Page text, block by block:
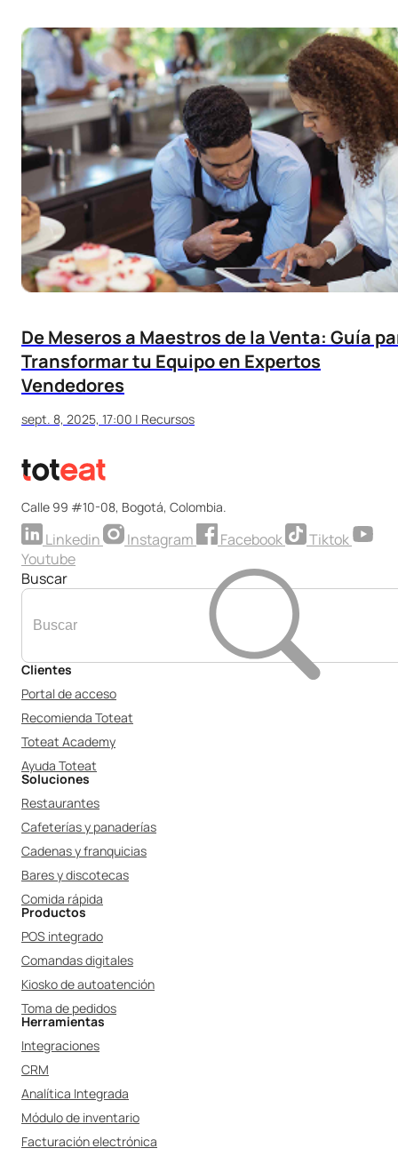
De Meseros a Maestros de la Venta: Guía
Transformar tu Equipo en Expertos
Vendedores
sept. 8, 2025, 17:00 | Recursos
Calle 99 #10-08, Bogotá, Colombia.
Linkedin Instagram Facebook
Tiktok
Youtube
Buscar
Clientes
Portal de acceso
Recomienda Toteat
Toteat Academy
Ayuda Toteat
Soluciones
Restaurantes
Cafeterías y panaderías
Cadenas y franquicias
Bares y discotecas
Comida rápida
Productos
POS integrado
Comandas digitales
Kiosko de autoatención
Toma de pedidos
Herramientas
Integraciones
CRM
Analítica Integrada
Módulo de inventario
Facturación electrónica